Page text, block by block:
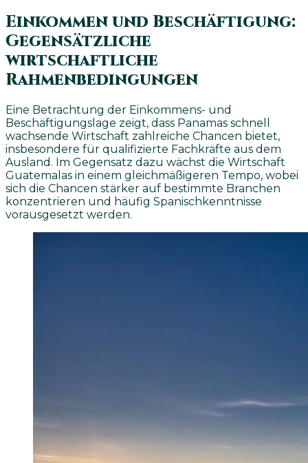
Einkommen und Beschäftigung:
Gegensätzliche
wirtschaftliche
Rahmenbedingungen
Eine Betrachtung der Einkommens- und
Beschäftigungslage zeigt, dass Panamas schnell
wachsende Wirtschaft zahlreiche Chancen bietet,
insbesondere für qualifizierte Fachkräfte aus dem
Ausland. Im Gegensatz dazu wächst die Wirtschaft
Guatemalas in einem gleichmäßigeren Tempo, wobei
sich die Chancen stärker auf bestimmte Branchen
konzentrieren und häufig Spanischkenntnisse
vorausgesetzt werden.